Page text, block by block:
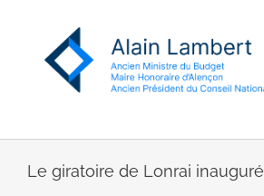
Le giratoire de Lonrai inauguré